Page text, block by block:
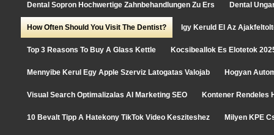
Dental Sopron Hochwertige Zahnbehandlungen Zu Ers Dental
How Often Should You Visit The Dentist? Igy Keruld El Az
Top 3 Reasons To Buy A Glass Kettle Kocsibeallok Es Elotetok
Mennyibe Kerul Egy Apple Szerviz Latogatas Valojab Hogyan
Visual Search Optimalizalas AI Marketing SEO Kontener Rendeles
10 Bevalt Tipp A Hatekony TikTok Video Kesziteshez Milyen KPE